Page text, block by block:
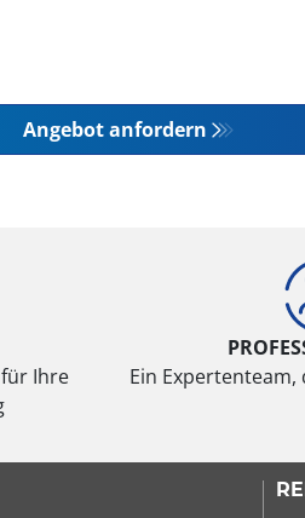
Angebot anfordern
Ihre
Ein